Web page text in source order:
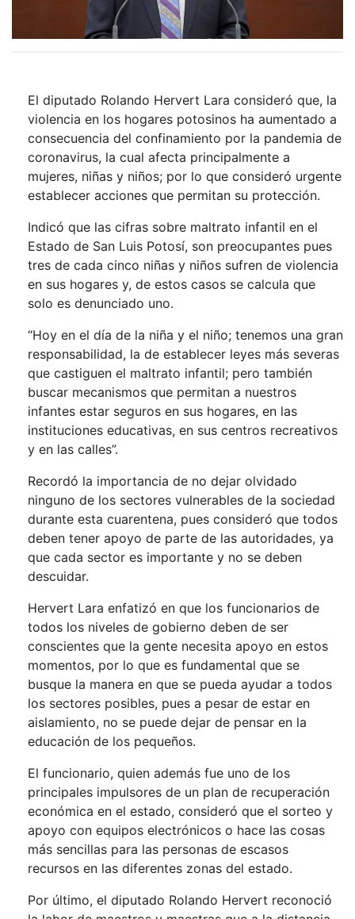
El diputado Rolando Hervert Lara consideró que, la
violencia en los hogares potosinos ha aumentado a
consecuencia del confinamiento por la pandemia de
coronavirus, la cual afecta principalmente a
mujeres, niñas y niños; por lo que consideró urgente
establecer acciones que permitan su protección.
Indicó que las cifras sobre maltrato infantil en el
Estado de San Luis Potosí, son preocupantes pues
tres de cada cinco niñas y niños sufren de violencia
en sus hogares y, de estos casos se calcula que
solo es denunciado uno.
“Hoy en el día de la niña y el niño; tenemos una gran
responsabilidad, la de establecer leyes más severas
que castiguen el maltrato infantil; pero también
buscar mecanismos que permitan a nuestros
infantes estar seguros en sus hogares, en las
instituciones educativas, en sus centros recreativos
y en las calles”.
Recordó la importancia de no dejar olvidado
ninguno de los sectores vulnerables de la sociedad
durante esta cuarentena, pues consideró que todos
deben tener apoyo de parte de las autoridades, ya
que cada sector es importante y no se deben
descuidar.
Hervert Lara enfatizó en que los funcionarios de
todos los niveles de gobierno deben de ser
conscientes que la gente necesita apoyo en estos
momentos, por lo que es fundamental que se
busque la manera en que se pueda ayudar a todos
los sectores posibles, pues a pesar de estar en
aislamiento, no se puede dejar de pensar en la
educación de los pequeños.
El funcionario, quien además fue uno de los
principales impulsores de un plan de recuperación
económica en el estado, consideró que el sorteo y
apoyo con equipos electrónicos o hace las cosas
más sencillas para las personas de escasos
recursos en las diferentes zonas del estado.
Por último, el diputado Rolando Hervert reconoció